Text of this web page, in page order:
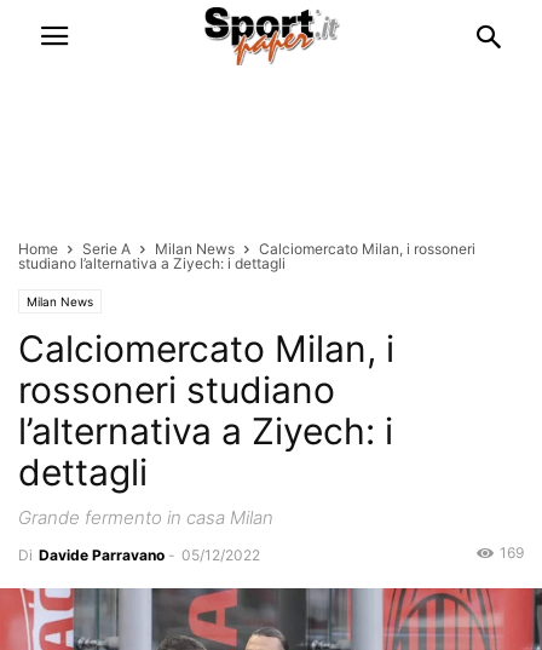
Home Serie A Milan News
Calciomercato Milan, i rossoneri
studiano l’alternativa a Ziyech: i dettagli
Milan News
Calciomercato Milan, i
rossoneri studiano
l’alternativa a Ziyech: i
dettagli
Grande fermento in casa Milan
Di Davide Parravano - 05/12/2022 169